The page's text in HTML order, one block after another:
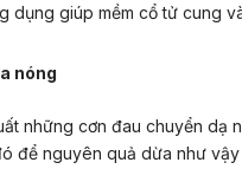
dụng giúp mềm cổ tử cung
nóng
những cơn đau chuyển dạ
để nguyên quả dừa như